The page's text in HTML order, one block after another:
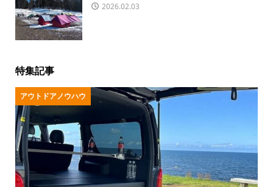
2026.02.03
特集記事
アウトドアノウハウ